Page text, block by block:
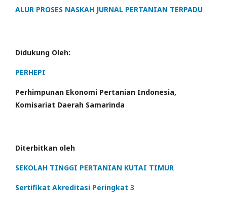
ALUR PROSES NASKAH JURNAL PERTANIAN TERPADU
Didukung Oleh:
PERHEPI
Perhimpunan Ekonomi Pertanian Indonesia,
Komisariat Daerah Samarinda
Diterbitkan oleh
SEKOLAH TINGGI PERTANIAN KUTAI TIMUR
Sertifikat Akreditasi Peringkat 3